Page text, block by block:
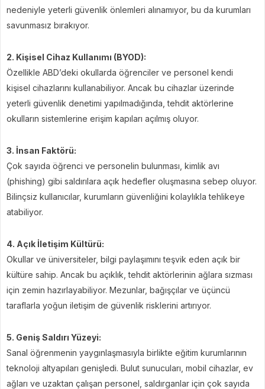
nedeniyle yeterli güvenlik önlemleri alınamıyor, bu da kurumları
savunmasız bırakıyor.
2. Kişisel Cihaz Kullanımı (BYOD):
Özellikle ABD’deki okullarda öğrenciler ve personel kendi
kişisel cihazlarını kullanabiliyor. Ancak bu cihazlar üzerinde
yeterli güvenlik denetimi yapılmadığında, tehdit aktörlerine
okulların sistemlerine erişim kapıları açılmış oluyor.
3. İnsan Faktörü:
Çok sayıda öğrenci ve personelin bulunması, kimlik avı
(phishing) gibi saldırılara açık hedefler oluşmasına sebep oluyor.
Bilinçsiz kullanıcılar, kurumların güvenliğini kolaylıkla tehlikeye
atabiliyor.
4. Açık İletişim Kültürü:
Okullar ve üniversiteler, bilgi paylaşımını teşvik eden açık bir
kültüre sahip. Ancak bu açıklık, tehdit aktörlerinin ağlara sızması
için zemin hazırlayabiliyor. Mezunlar, bağışçılar ve üçüncü
taraflarla yoğun iletişim de güvenlik risklerini artırıyor.
5. Geniş Saldırı Yüzeyi:
Sanal öğrenmenin yaygınlaşmasıyla birlikte eğitim kurumlarının
teknoloji altyapıları genişledi. Bulut sunucuları, mobil cihazlar, ev
ağları ve uzaktan çalışan personel, saldırganlar için çok sayıda